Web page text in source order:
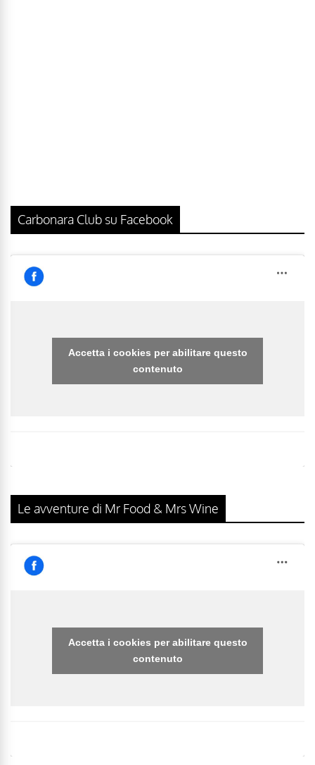
Carbonara Club su Facebook
Accetta i cookies per abilitare questo
contenuto
Le avventure di Mr Food & Mrs Wine
Accetta i cookies per abilitare questo
contenuto